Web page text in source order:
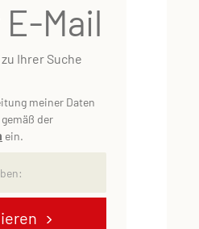
Mail
Ihrer Suche
meiner Daten
der
ein.